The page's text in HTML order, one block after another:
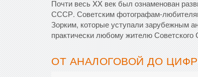
Почти весь XX век был ознаменован
СССР. Советским фотографам-
Зорким, которые уступали зарубежным
практически любому жителю Советского
ОТ АНАЛОГОВОЙ ДО